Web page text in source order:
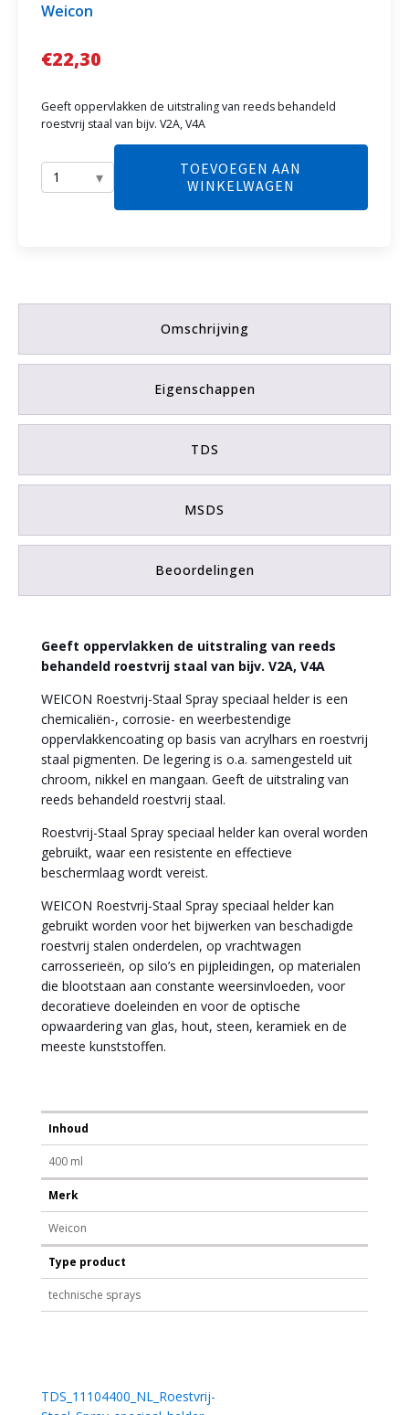
Weicon
€22,30
Geeft oppervlakken de uitstraling van reeds behandeld
roestvrij staal van bijv. V2A, V4A
Roestvrij-
TOEVOEGEN AAN
WINKELWAGEN
Omschrijving
Eigenschappen
TDS
MSDS
Beoordelingen
Geeft oppervlakken de uitstraling van reeds
behandeld roestvrij staal van bijv. V2A, V4A
WEICON Roestvrij-Staal Spray speciaal helder is een
chemicaliën-, corrosie- en weerbestendige
oppervlakkencoating op basis van acrylhars en roestvrij
staal pigmenten. De legering is o.a. samengesteld uit
chroom, nikkel en mangaan. Geeft de uitstraling van
reeds behandeld roestvrij staal.
Roestvrij-Staal Spray speciaal helder kan overal worden
gebruikt, waar een resistente en effectieve
beschermlaag wordt vereist.
WEICON Roestvrij-Staal Spray speciaal helder kan
gebruikt worden voor het bijwerken van beschadigde
roestvrij stalen onderdelen, op vrachtwagen
carrosserieën, op silo’s en pijpleidingen, op materialen
die blootstaan aan constante weersinvloeden, voor
decoratieve doeleinden en voor de optische
opwaardering van glas, hout, steen, keramiek en de
meeste kunststoffen.
Inhoud
400 ml
Merk
Weicon
Type product
technische sprays
TDS_11104400_NL_Roestvrij-